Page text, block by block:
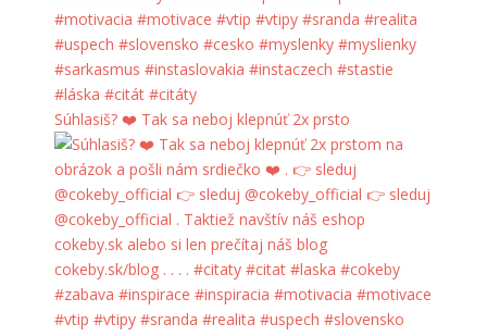
Súhlasiš? ❤️ Tak sa neboj klepnúť 2x prsto